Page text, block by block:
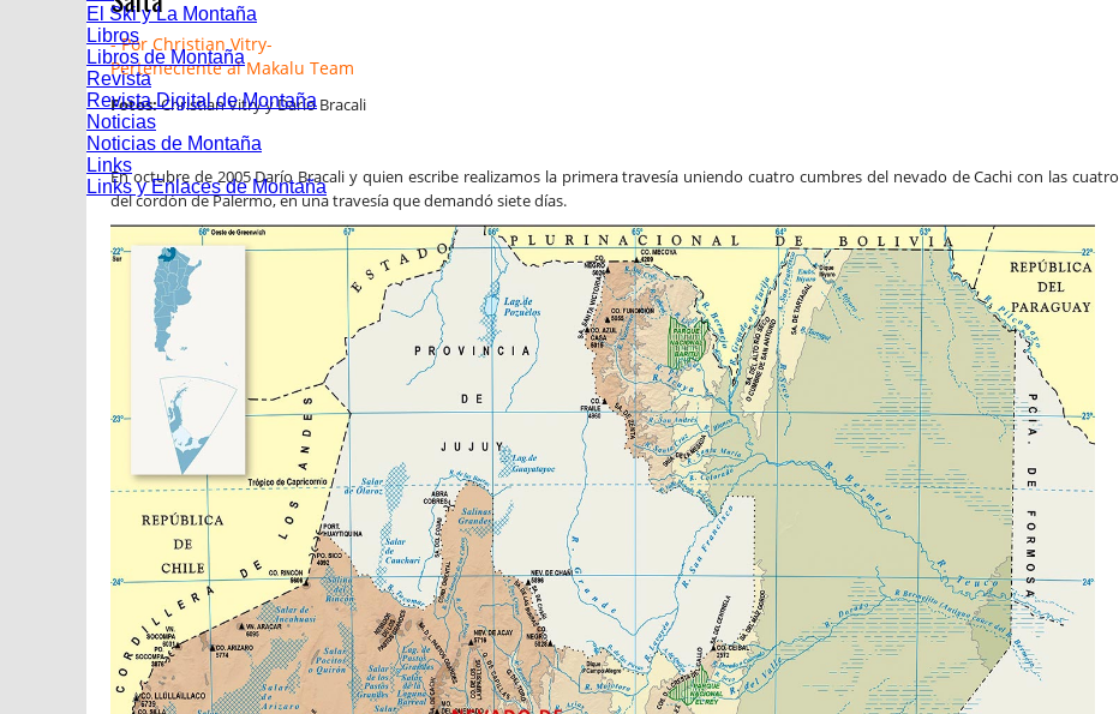
El Ski y La Montaña
Libros
Libros de Montaña
Revista
Revista Digital de Montaña
Noticias
Noticias de Montaña
Links
Links y Enlaces de Montaña
- Por Christian Vitry-
Perteneciente al Makalu Team
Fotos:Christian Vitry y Darío Bracali
En octubre de 2005 Darío Bracali y quien escribe realizamos la primera travesía uniendo cuatro cumbres del nevado de Cachi con las cuatro
del cordón de Palermo, en una travesía que demandó siete días.